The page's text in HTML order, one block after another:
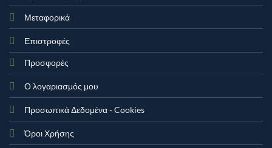
Μεταφορικά
Επιστροφές
Προσφορές
Ο λογαριασμός μου
Προσωπικά Δεδομένα - Cookies
Όροι Χρήσης